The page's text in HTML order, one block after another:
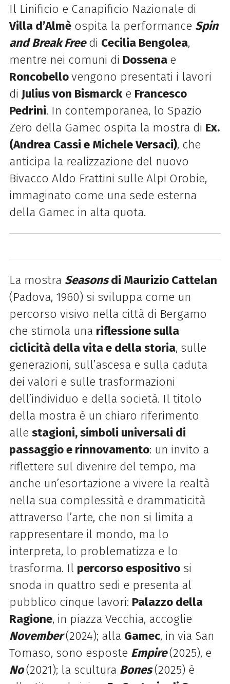
Il Linificio e Canapificio Nazionale di
Villa d’Almèospita la performance Spin
and Break Freedi Cecilia Bengolea,
mentre nei comuni di Dossena e
Roncobellovengono presentati i lavori
di Julius von Bismarcke Francesco
Pedrini. In contemporanea, lo Spazio
Zero della Gamec ospita la mostra di Ex.
(Andrea Cassi e Michele Versaci), che
anticipa la realizzazione del nuovo
Bivacco Aldo Frattini sulle Alpi Orobie,
immaginato come una sede esterna
della Gamec in alta quota.
La mostra Seasonsdi Maurizio Cattelan
(Padova, 1960) si sviluppa come un
percorso visivo nella città di Bergamo
che stimola una riflessione sulla
ciclicità della vita e della storia, sulle
generazioni, sull’ascesa e sulla caduta
dei valori e sulle trasformazioni
dell’individuo e della società. Il titolo
della mostra è un chiaro riferimento
alle stagioni, simboli universali di
passaggio e rinnovamento: un invito a
riflettere sul divenire del tempo, ma
anche un’esortazione a vivere la realtà
nella sua complessità e drammaticità
attraverso l’arte, che non si limita a
rappresentare il mondo, ma lo
interpreta, lo problematizza e lo
trasforma. Il percorso espositivosi
snoda in quattro sedi e presenta al
pubblico cinque lavori: Palazzo della
Ragione, in piazza Vecchia, accoglie
November(2024); alla Gamec, in via San
Tomaso, sono esposte Empire(2025), e
No(2021); la scultura Bones(2025) è